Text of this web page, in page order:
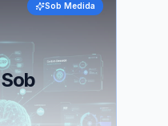
Sob Medida